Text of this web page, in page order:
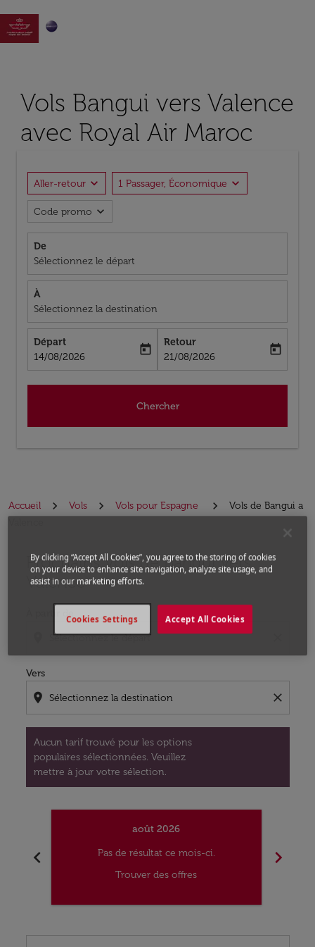

Vols Bangui vers Valence
avec Royal Air Maroc
Aller-retour expand_more 1 Passager, Économique expand_more
Code promo expand_more
De
Sélectionnez le départ
À
Sélectionnez la destination
Départ
fc-booking-departure-date-aria-label
14/08/2026
today
Retour
fc-booking-return-date-aria-label
21/08/2026
today
Chercher
Accueil Vols Vols pour Espagne
Vols de Bangui a
Prochains Vols de Bangui vers
Valence
À partir de
Vers
location_on close
Aucun tarif trouvé pour les options
populaires sélectionnées. Veuillez
mettre à jour votre sélection.
Aucun tarif trouvé pour les options populaires
chevron_left
août 2026
Pas de résultat ce mois-ci.
Trouver des offres
chevron_right
By clicking “Accept All Cookies”, you agree to the storing of cookies
on your device to enhance site navigation, analyze site usage, and
assist in our marketing efforts.
Accept All Cookies
Cookies Settings